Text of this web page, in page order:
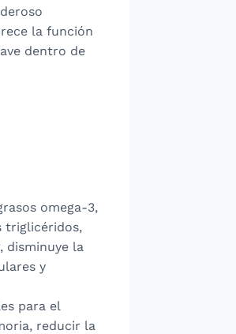
la función
dentro de
omega-3,
triglicéridos,
disminuye la
y
para el
reducir la